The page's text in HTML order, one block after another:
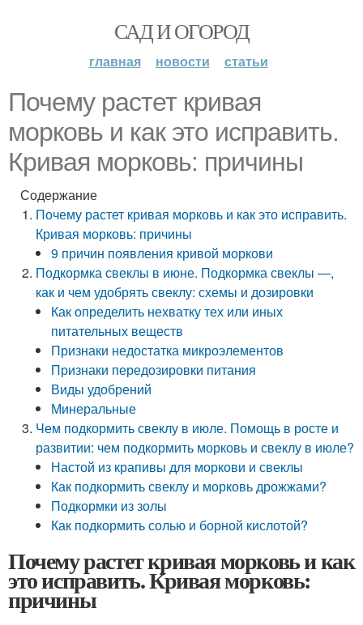
САД И ОГОРОД
главная новости статьи
Почему растет кривая
морковь и как это исправить.
Кривая морковь: причины
Содержание
Почему растет кривая морковь и как это исправить.
Кривая морковь: причины
9 причин появления кривой моркови
Подкормка свеклы в июне. Подкормка свеклы —,
как и чем удобрять свеклу: схемы и дозировки
Как определить нехватку тех или иных
питательных веществ
Признаки недостатка микроэлементов
Признаки передозировки питания
Виды удобрений
Минеральные
Чем подкормить свеклу в июле. Помощь в росте и
развитии: чем подкормить морковь и свеклу в июле?
Настой из крапивы для моркови и свеклы
Как подкормить свеклу и морковь дрожжами?
Подкормки из золы
Как подкормить солью и борной кислотой?
Почему растет кривая морковь и как
это исправить. Кривая морковь:
причины